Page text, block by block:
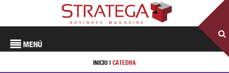
MENÚ
INICIO | CÁTEDRA